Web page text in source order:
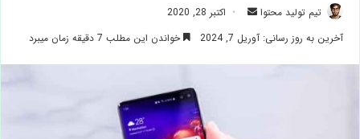
تیم تولید محتوا
ارسال
ایمیل
اکتبر 28, 2020
آخرین به روز رسانی: آوریل 7, 2024
خواندن این مطلب 7 دقیقه زمان میبرد